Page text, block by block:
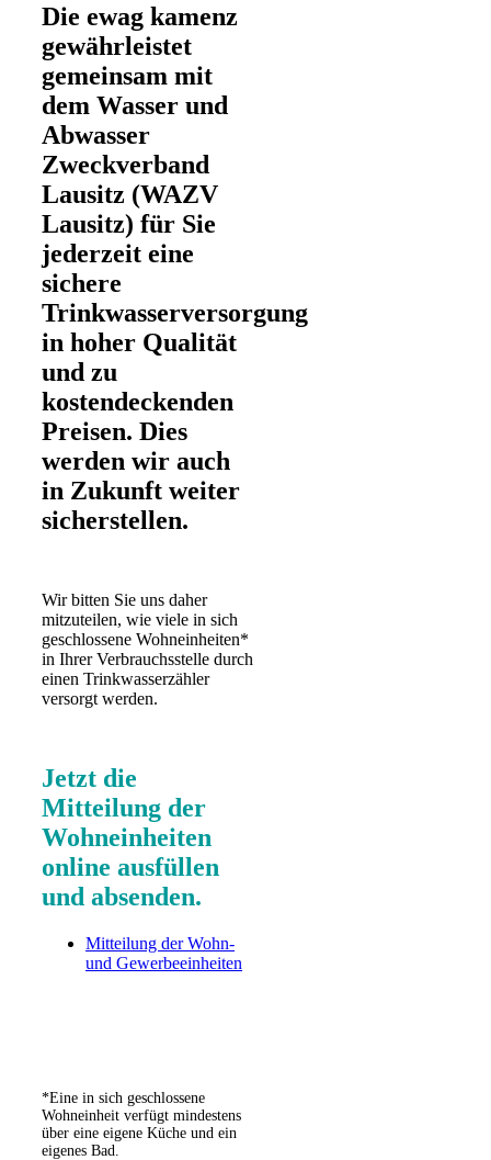
Die ewag kamenz
gewährleistet
gemeinsam mit
dem Wasser und
Abwasser
Zweckverband
Lausitz (WAZV
Lausitz) für Sie
jederzeit eine
sichere
Trinkwasserversorgung
in hoher Qualität
und zu
kostendeckenden
Preisen. Dies
werden wir auch
in Zukunft weiter
sicherstellen.
Wir bitten Sie uns daher
mitzuteilen, wie viele in sich
geschlossene Wohneinheiten*
in Ihrer Verbrauchsstelle durch
einen Trinkwasserzähler
versorgt werden.
Jetzt die
Mitteilung der
Wohneinheiten
online ausfüllen
und absenden.
Mitteilung der Wohn-
und Gewerbeeinheiten
*Eine in sich geschlossene
Wohneinheit verfügt mindestens
über eine eigene Küche und ein
eigenes Bad.